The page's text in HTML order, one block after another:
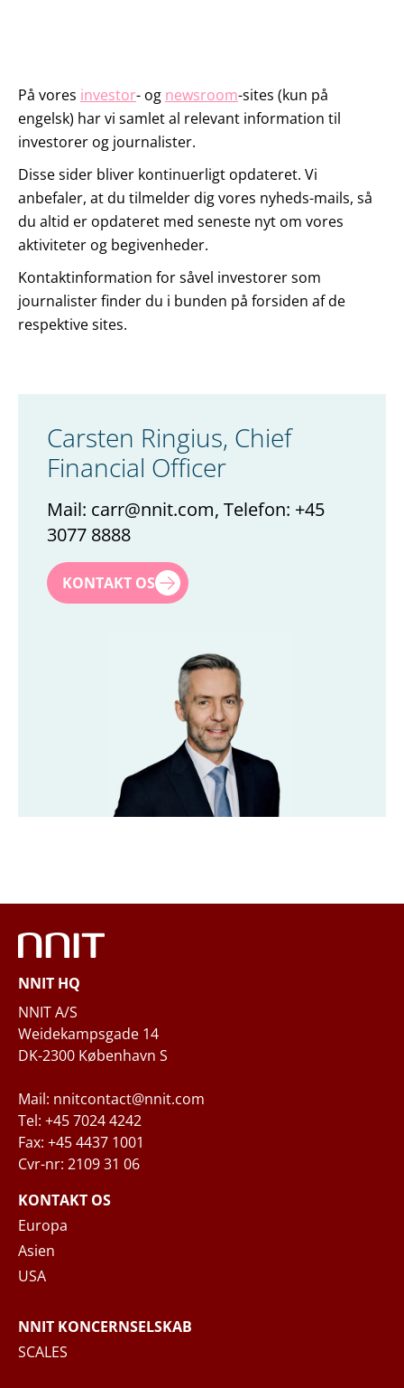
På vores investor- og newsroom-sites (kun på
engelsk) har vi samlet al relevant information til
investorer og journalister.
Disse sider bliver kontinuerligt opdateret. Vi
anbefaler, at du tilmelder dig vores nyheds-mails, så
du altid er opdateret med seneste nyt om vores
aktiviteter og begivenheder.
Kontaktinformation for såvel investorer som
journalister finder du i bunden på forsiden af de
respektive sites.
Carsten Ringius, Chief
Financial Officer
Mail: carr@nnit.com, Telefon: +45
3077 8888
Navn*
Telefon
Spørgsmål og/eller behov
Når du indsender din forespørgsel til NNIT
via kontaktformularen, behandler NNIT de
overensstemmelse med
hvor du kan læse mere om dine rettigheder
SEND BESKED
KONTAKT OS
NNIT HQ
NNIT A/S
Weidekampsgade 14
DK-2300 København S
Mail: nnitcontact@nnit.com
Tel: +45 7024 4242
Fax: +45 4437 1001
Cvr-nr: 2109 31 06
KONTAKT OS
Europa
Asien
USA
NNIT KONCERNSELSKAB
SCALES